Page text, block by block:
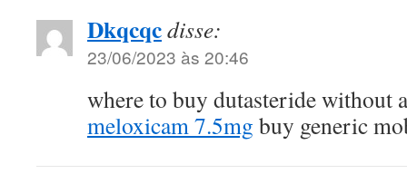
Dkqcqcdisse:
23/06/2023 às 20:46
where to buy dutasteride without
meloxicam 7.5mg buy generic